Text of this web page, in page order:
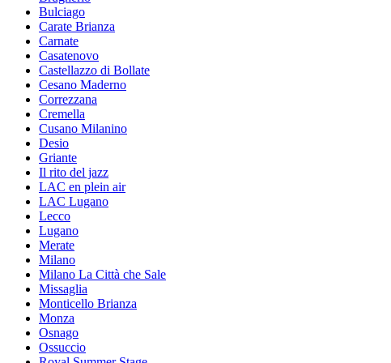
Bulciago
Carate Brianza
Carnate
Casatenovo
Castellazzo di Bollate
Cesano Maderno
Correzzana
Cremella
Cusano Milanino
Desio
Griante
Il rito del jazz
LAC en plein air
LAC Lugano
Lecco
Lugano
Merate
Milano
Milano La Città che Sale
Missaglia
Monticello Brianza
Monza
Osnago
Ossuccio